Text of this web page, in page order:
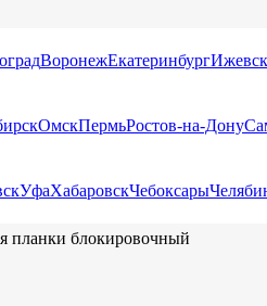
ВоронежЕкатеринбургИжевск
ОмскПермьРостов-на-Дону
УфаХабаровскЧебоксары
планки блокировочный